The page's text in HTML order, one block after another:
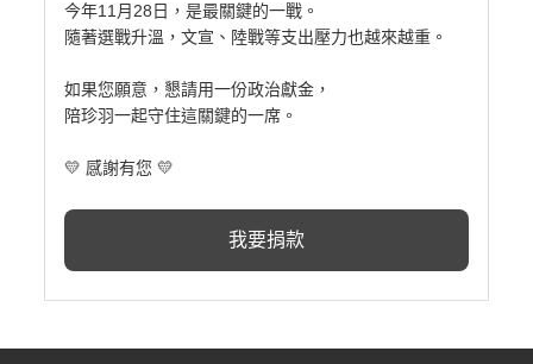
今年11月28日，是最關鍵的一戰。
隨著選戰升溫，文宣、陸戰等支出壓力也越來越重。
如果您願意，懇請用一份政治獻金，
陪珍羽一起守住這關鍵的一席。
💛 感謝有您 💛
我要捐款